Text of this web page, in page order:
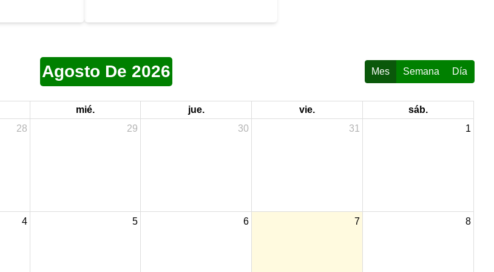
por la
Productivas, una iniciativa que busca fortalecer
Agosto De 2026 Mes Semana Día
mié. jue. vie.
sáb.
28 29 30 31 1
4 5 6 7 8